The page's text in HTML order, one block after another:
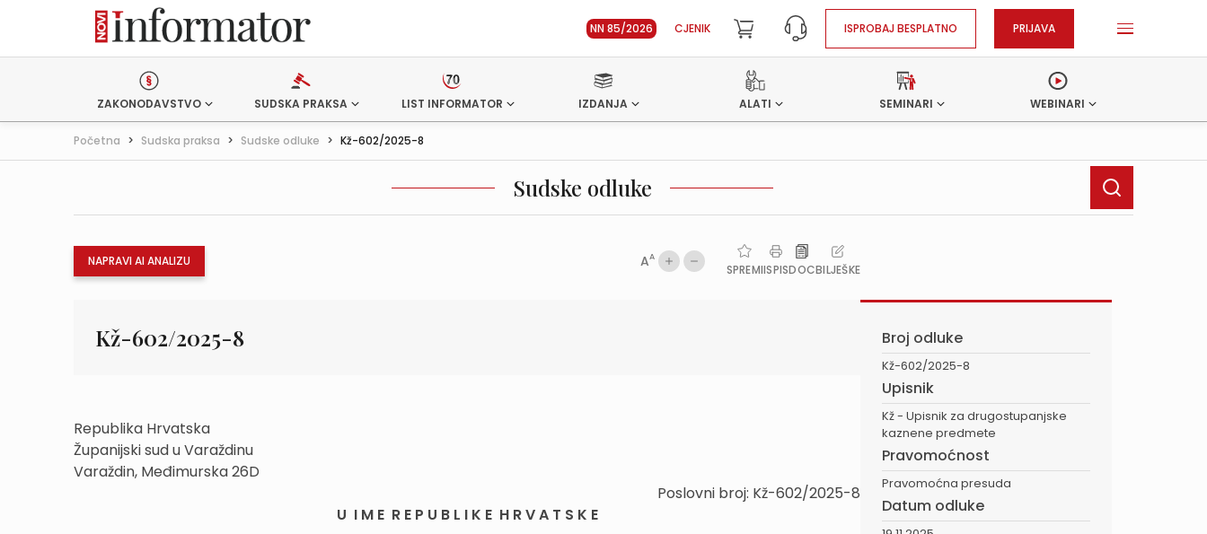
NN 85/2026 CJENIK ISPROBAJ BESPLATNO PRIJAVA
ZAKONODAVSTVO SUDSKA PRAKSA LIST INFORMATOR IZDANJA ALATI SEMINARI WEBINARI
Početna > Sudska praksa > Sudske odluke > Kž-602/2025-8
Sudske odluke
NAPRAVI AI ANALIZU AA
SPREMIISPISDOCBILJEŠKE
Kž-602/2025-8
Republika Hrvatska
Županijski sud u Varaždinu
Varaždin, Međimurska 26D
Poslovni broj: Kž-602/2025-8
U I M E R E P U B L I K E H R V A T S K E
Broj odluke
Kž-602/2025-8
Upisnik
Kž - Upisnik za drugostupanjske
kaznene predmete
Pravomoćnost
Pravomoćna presuda
Datum odluke